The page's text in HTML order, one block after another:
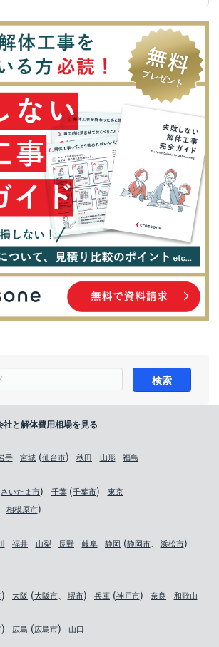
と解体費用相場を見る
手 宮城 仙台市 秋田 山形
福島
さいたま市 千葉 千葉市
東京
相模原市
福井 山梨 長野 岐阜 静岡 静岡市
浜松市
大阪 大阪市 堺市 兵庫 神戸市 奈良
和歌山
広島 広島市
山口